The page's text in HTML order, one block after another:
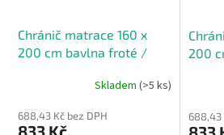
Chránič matrace 160 x
200 cm bavlna froté /
Skladem (>5 ks)
688,43 Kč bez DPH
200
688,43